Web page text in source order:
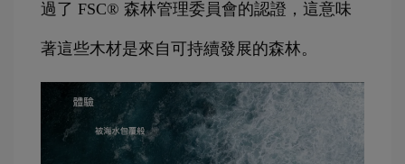
過了 FSC® 森林管理委員會的認證，這意味
著這些木材是來自可持續發展的森林。